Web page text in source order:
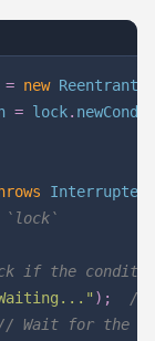
= new
= lock.
`lock`
if the
) ;
//
// Wait for the